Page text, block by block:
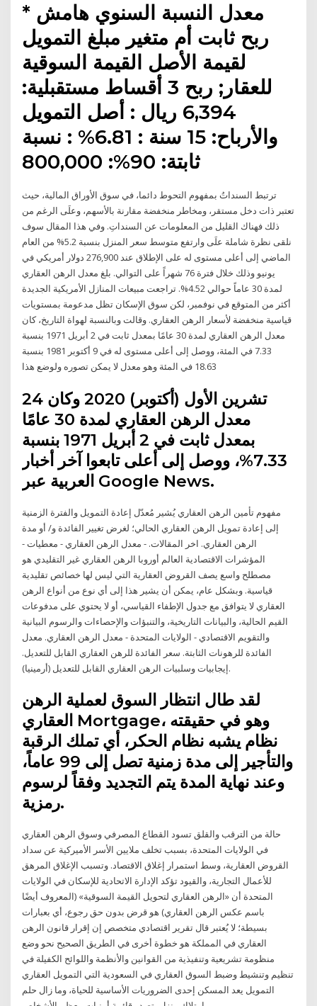
* معدل النسبة السنوي هامش
ربح ثابت أم متغير مبلغ التمويل
لقيمة الأصل القيمة السوقية
للعقار; ربح 3 أقساط مستقبلية:
6,394 ريال : أصل التمويل
والأرباح: 15 سنة : 6.81% : نسبة
ثابتة: 90%: 800,000
ترتبط السنداتُ بمفهوم التحوط دائما، في سوق الأوراق المالية، حيث
تعتبر ذات دخل مستقر، ومخاطر منخفضة مقارنة بالأسهم، وعلَى الرغم من
ذلك فهناك القليل من المعلومات عن السنداتِ. وفي هذا المقال سوف
نلقى نظرة شاملة علَى وارتفع متوسط سعر المنزل بنسبة 5.2% من العام
الماضي إلى أعلى مستوى له على الإطلاق عند 276,900 دولار أمريكي في
يونيو وذلك خلال فترة 76 شهراً على التوالي. بلغ معدل الرهن العقاري
لمدة 30 عاماً حوالي 4.52%. تراجعت مبيعات المنازل الأمريكية الجديدة
أكثر من المتوقع في نوفمبر، لكن سوق الإسكان تظل مدعومة بمستويات
قياسية منخفضة لأسعار الرهن العقاري. وقالت وبالنسبة لهواة التاريخ، كان
معدل الرهن العقاري لمدة 30 عامًا بمعدل ثابت في 2 أبريل 1971 بنسبة
7.33 في المئة، ووصل إلى أعلى مستوى له في 9 أكتوبر 1981 بنسبة
18.63 في المئة وهو معدل لا يمكن تصوره ولوضع هذا
24 تشرين الأول (أكتوبر) 2020 وكان
معدل الرهن العقاري لمدة 30 عامًا
بمعدل ثابت في 2 أبريل 1971 بنسبة
7.33%، ووصل إلى أعلى تابعوا آخر أخبار
العربية عبر Google News.
مفهوم تأمين الرهن العقاري يُشير مُعدّل إعادة التمويل والفترة الزمنية
إلى إعادة تمويل الرهن العقاري الحالي؛ لغرض تغيير الفائدة و/ أو مدة
الرهن العقاري. اخر المقالات. - معدل الرهن العقاري - معطيات -
المؤشرات الاقتصادية العالم أوروبا الرهن العقاري غير التقليدي هو
مصطلح واسع يصف القروض العقارية التي ليس لها خصائص تقليدية
قياسية. وبشكل عام، يمكن أن يشير هذا إلى أي نوع من أنواع الرهن
العقاري لا يتوافق مع جدول الإطفاء القياسي، أو لا يحتوي على مدفوعات
القيم الحالية، والبيانات التاريخية، والتنبؤات والإحصاءات والرسوم البيانية
والتقويم الاقتصادي - الولايات المتحدة - معدل الرهن العقاري. معدل
الفائدة للرهونات الثابتة. سعر الفائدة للرهن العقاري القابل للتعديل.
إيجابيات وسلبيات الرهن العقاري القابل للتعديل (أرمينيا).
لقد طال انتظار السوق لعملية الرهن
العقاري Mortgage، وهو في حقيقته
نظام يشبه نظام الحكر، أي تملك الرقبة
والتأجير إلى مدة زمنية تصل إلى 99 عاماً،
وعند نهاية المدة يتم التجديد وفقاً لرسوم
رمزية.
حالة من الترقب والقلق تسود القطاع المصرفي وسوق الرهن العقاري
في الولايات المتحدة، بسبب تخلف ملايين الأسر الأميركية عن سداد
القروض العقارية، وسط استمرار إغلاق الاقتصاد. وتسبب الإغلاق المرهق
للأعمال التجارية، والقيود تؤكد الإدارة الاتحادية للإسكان في الولايات
المتحدة أن «الرهن العقاري لتحويل القيمة السوقية» (المعروف أيضًا
باسم عكس الرهن العقاري) هو قرض بدون حق رجوع، أي بعبارات
بسيطة؛ لا يُعتبر قال تقرير اقتصادي متخصص إن إقرار قانون الرهن
العقاري في المملكة هو خطوة أخرى في الطريق الصحيح نحو وضع
منظومة تشريعية وتنفيذية من القوانين والأنظمة واللوائح الكفيلة في
تنظيم وتنشيط وضبط السوق العقاري في السعودية التي التمويل العقاري
التمويل يعد المسكن إحدى الضروريات الأساسية للحياة، وما زال حلم